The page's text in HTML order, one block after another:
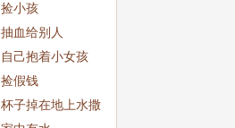
捡小孩
抽血给别人
自己抱着小女孩
捡假钱
杯子掉在地上水撒